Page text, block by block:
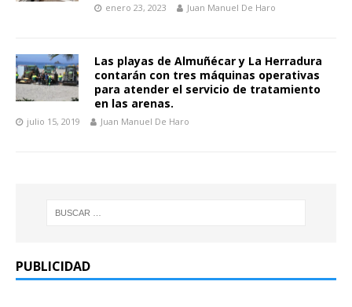
enero 23, 2023 Juan Manuel De Haro
Las playas de Almuñécar y La Herradura
contarán con tres máquinas operativas
para atender el servicio de tratamiento
en las arenas.
julio 15, 2019 Juan Manuel De Haro
PUBLICIDAD